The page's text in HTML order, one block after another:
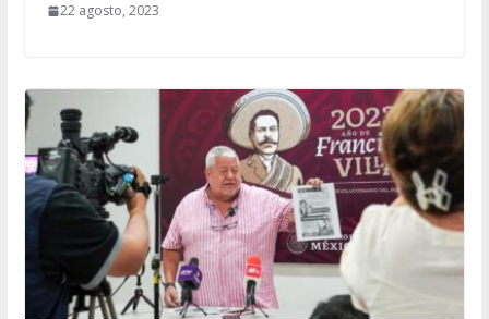
22 agosto, 2023